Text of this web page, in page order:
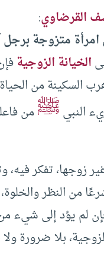
القرضاوي:
امرأة متزوجة
الخيانة الزوجية
السكينة من
النبيﷺمن
زوجها، تفكر
من النظر
فإن لم يؤد إلى
بلا ضرورة